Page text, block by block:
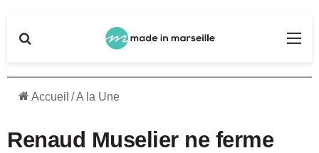
Accueil /A la Une
Renaud Muselier ne ferme